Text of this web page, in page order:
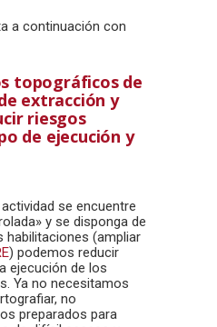
a continuación con
topográficos de
extracción y
riesgos
de ejecución y
se encuentre
y se disponga de
habilitaciones (ampliar
) podemos reducir
ejecución de los
Ya no necesitamos
no
preparados para